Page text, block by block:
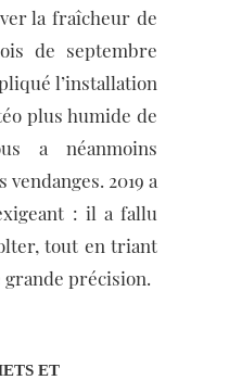
la fraîcheur de
de septembre
l’installation
plus humide de
a néanmoins
2019 a
: il a fallu
tout en triant
grande précision.
ET